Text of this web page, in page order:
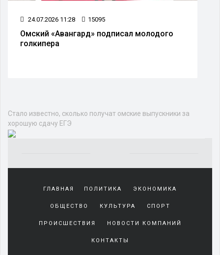
24.07.2026 11:28 15095
Омский «Авангард» подписал молодого
голкипера
Стало известно, сколько получат омские выпускники за
хорошую сдачу ЕГЭ
sürekli
beraber
geçirerek
harcadığı
ГЛАВНАЯ ПОЛИТИКА ЭКОНОМИКА
ОБЩЕСТВО КУЛЬТУРА СПОРТ
ПРОИСШЕСТВИЯ НОВОСТИ КОМПАНИЙ
КОНТАКТЫ